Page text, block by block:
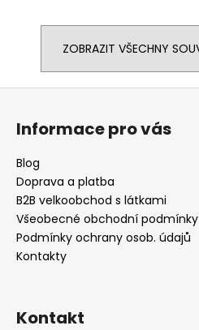
ZOBRAZIT VŠECHNY
Z
Informace pro vás
Blog
Doprava a platba
B2B velkoobchod s látkami
Všeobecné obchodní podmínky
Podmínky ochrany osob. údajů
Kontakty
Kontakt